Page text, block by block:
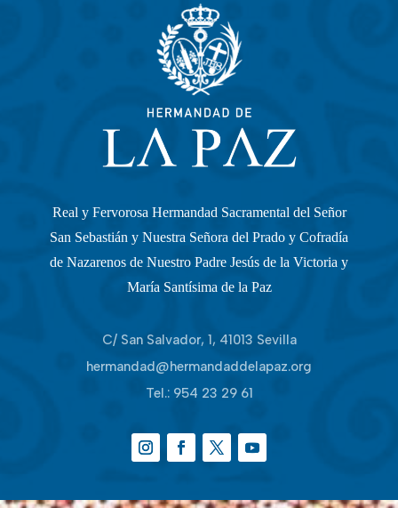
Real y Fervorosa Hermandad Sacramental del Señor
San Sebastián y Nuestra Señora del Prado y Cofradía
de Nazarenos de Nuestro Padre Jesús de la Victoria y
María Santísima de la Paz
C/ San Salvador, 1, 41013 Sevilla
hermandad@hermandaddelapaz.org
Tel.: 954 23 29 61